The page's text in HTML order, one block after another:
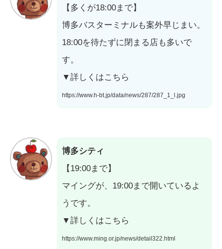
【多くが18:00まで】
博多バスターミナルも案外早じまい。
18:00を待たずに閉まる店も多いで
す。
▼詳しくはこちら
https://www.h-bt.jp/data/news/287/287_1_l.jpg
博多シティ
【19:00まで】
マイングが、19:00まで開いているよ
うです。
▼詳しくはこちら
https://www.ming.or.jp/news/detail322.html